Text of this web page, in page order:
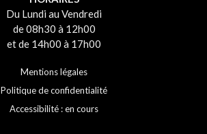
Du Lundi au Vendredi
de 08h30 à 12h00
et de 14h00 à 17h00
Mentions légales
Politique de confidentialité
Accessibilité : en cours